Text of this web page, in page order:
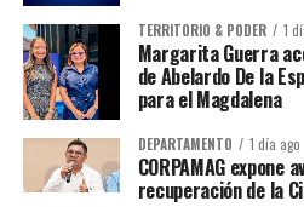
TERRITORIO & PODER 1
Margarita Guerra
de Abelardo De la
para el Magdalena
DEPARTAMENTO 1 día ago
CORPAMAG expone
recuperación de la